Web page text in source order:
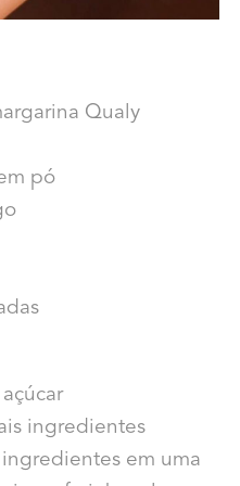
Qualy
pó
ingredientes
em uma